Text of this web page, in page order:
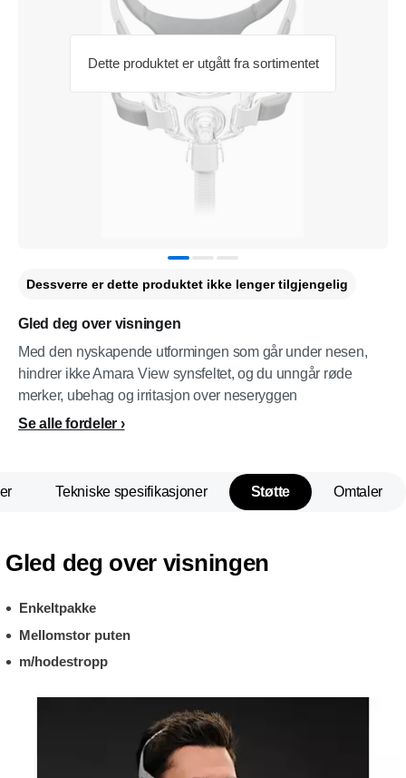
Dette produktet er utgått fra sortimentet
Gled deg over visningen
Med den nyskapende utformingen som går under nesen,
hindrer ikke Amara View synsfeltet, og du unngår røde
merker, ubehag og irritasjon over neseryggen
Se alle fordeler
Dessverre er dette produktet ikke lenger tilgjengelig
Tekniske spesifikasjoner Støtte Omtaler
Gled deg over visningen
Enkeltpakke
Mellomstor puten
m/hodestropp